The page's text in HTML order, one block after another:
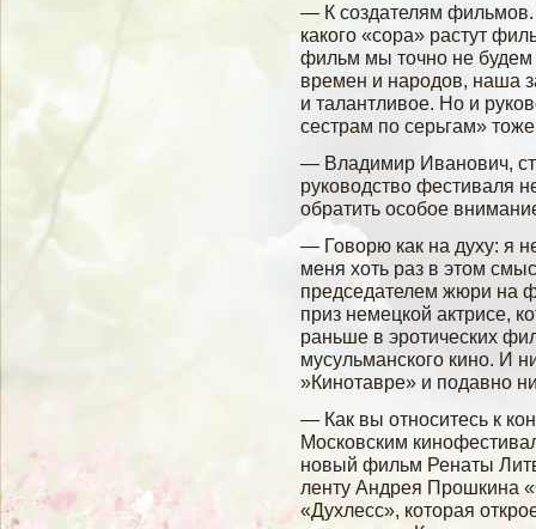
— К создателям
какого «сора» растут
фильм мы точно не
времен и народов, наша
и талантливое. Но и
сестрам по серьгам»
— Владимир Иванович,
руководство фестиваля
обратить особое
— Говорю как на духу: я
меня хоть раз в этом
председателем жюри на
приз немецкой актрисе,
раньше в эротических
мусульманского кино. И
»Кинотавре» и подавно
— Как вы относитесь к
Московским
новый фильм Ренаты
ленту Андрея Прошкина
«Духлесс», которая